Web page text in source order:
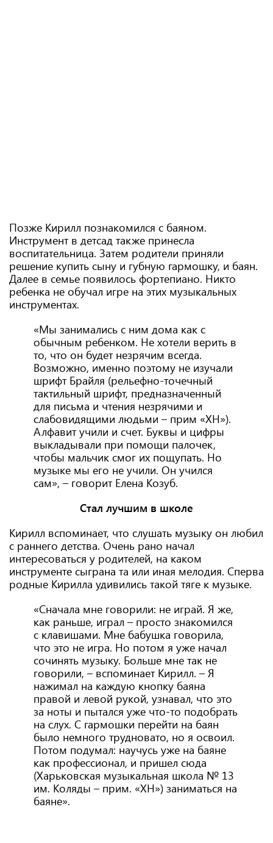
Позже Кирилл познакомился с баяном.
Инструмент в детсад также принесла
воспитательница. Затем родители приняли
решение купить сыну и губную гармошку, и баян.
Далее в семье появилось фортепиано. Никто
ребенка не обучал игре на этих музыкальных
инструментах.
«Мы занимались с ним дома как с
обычным ребенком. Не хотели верить в
то, что он будет незрячим всегда.
Возможно, именно поэтому не изучали
шрифт Брайля (рельефно-точечный
тактильный шрифт, предназначенный
для письма и чтения незрячими и
слабовидящими людьми – прим «ХН»).
Алфавит учили и счет. Буквы и цифры
выкладывали при помощи палочек,
чтобы мальчик смог их пощупать. Но
музыке мы его не учили. Он учился
сам», – говорит Елена Козуб.
Стал лучшим в школе
Кирилл вспоминает, что слушать музыку он любил
с раннего детства. Очень рано начал
интересоваться у родителей, на каком
инструменте сыграна та или иная мелодия. Сперва
родные Кирилла удивились такой тяге к музыке.
«Сначала мне говорили: не играй. Я же,
как раньше, играл – просто знакомился
с клавишами. Мне бабушка говорила,
что это не игра. Но потом я уже начал
сочинять музыку. Больше мне так не
говорили, – вспоминает Кирилл. – Я
нажимал на каждую кнопку баяна
правой и левой рукой, узнавал, что это
за ноты и пытался уже что-то подобрать
на слух. С гармошки перейти на баян
было немного трудновато, но я освоил.
Потом подумал: научусь уже на баяне
как профессионал, и пришел сюда
(Харьковская музыкальная школа № 13
им. Коляды – прим. «ХН») заниматься на
баяне».